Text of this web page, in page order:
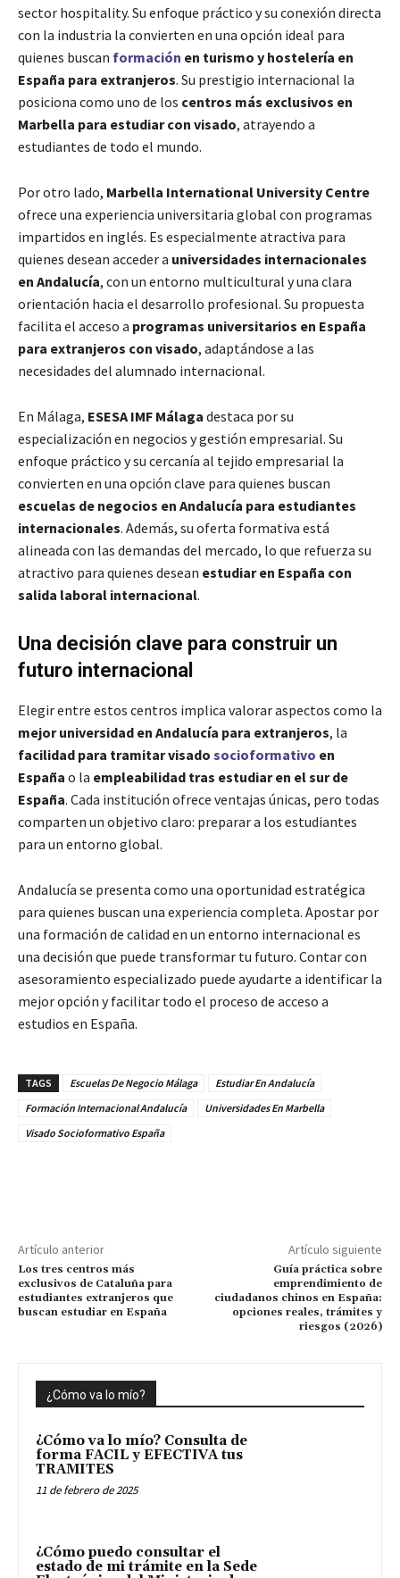
sector hospitality. Su enfoque práctico y su conexión directa
con la industria la convierten en una opción ideal para
quienes buscan formación en turismo y hostelería en
España para extranjeros. Su prestigio internacional la
posiciona como uno de los centros más exclusivos en
Marbella para estudiar con visado, atrayendo a
estudiantes de todo el mundo.
Por otro lado, Marbella International University Centre
ofrece una experiencia universitaria global con programas
impartidos en inglés. Es especialmente atractiva para
quienes desean acceder a universidades internacionales
en Andalucía, con un entorno multicultural y una clara
orientación hacia el desarrollo profesional. Su propuesta
facilita el acceso a programas universitarios en España
para extranjeros con visado, adaptándose a las
necesidades del alumnado internacional.
En Málaga, ESESA IMF Málaga destaca por su
especialización en negocios y gestión empresarial. Su
enfoque práctico y su cercanía al tejido empresarial la
convierten en una opción clave para quienes buscan
escuelas de negocios en Andalucía para estudiantes
internacionales. Además, su oferta formativa está
alineada con las demandas del mercado, lo que refuerza su
atractivo para quienes desean estudiar en España con
salida laboral internacional.
Una decisión clave para construir un
futuro internacional
Elegir entre estos centros implica valorar aspectos como la
mejor universidad en Andalucía para extranjeros, la
facilidad para tramitar visado socioformativo en
España o la empleabilidad tras estudiar en el sur de
España. Cada institución ofrece ventajas únicas, pero todas
comparten un objetivo claro: preparar a los estudiantes
para un entorno global.
Andalucía se presenta como una oportunidad estratégica
para quienes buscan una experiencia completa. Apostar por
una formación de calidad en un entorno internacional es
una decisión que puede transformar tu futuro. Contar con
asesoramiento especializado puede ayudarte a identificar la
mejor opción y facilitar todo el proceso de acceso a
estudios en España.
TAGS Escuelas De Negocio Málaga
Estudiar En Andalucía
Formación Internacional Andalucía
Universidades En Marbella
Visado Socioformativo España
Artículo anterior
Los tres centros más
exclusivos de Cataluña para
estudiantes extranjeros que
buscan estudiar en España
Artículo siguiente
Guía práctica sobre
emprendimiento de
ciudadanos chinos en España:
opciones reales, trámites y
riesgos (2026)
¿Cómo va lo mío?
¿Cómo va lo mío? Consulta de
forma FACIL y EFECTIVA tus
TRAMITES
11 de febrero de 2025
¿Cómo puedo consultar el
estado de mi trámite en la Sede